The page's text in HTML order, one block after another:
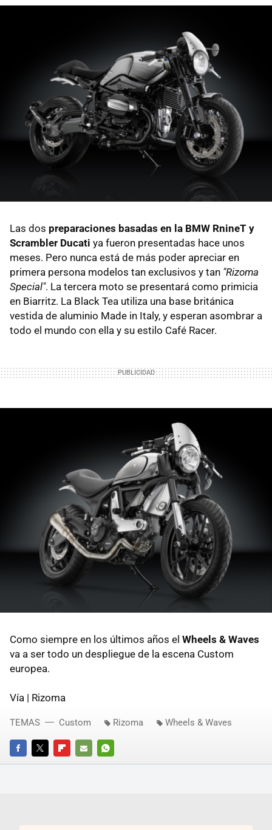
Las dos preparaciones basadas en la BMW RnineT y
Scrambler Ducati ya fueron presentadas hace unos
meses. Pero nunca está de más poder apreciar en
primera persona modelos tan exclusivos y tan "Rizoma
Special". La tercera moto se presentará como primicia
en Biarritz. La Black Tea utiliza una base británica
vestida de aluminio Made in Italy, y esperan asombrar a
todo el mundo con ella y su estilo Café Racer.
Como siempre en los últimos años el Wheels & Waves
va a ser todo un despliegue de la escena Custom
europea.
Vía | Rizoma
FACEBOOKTWITTERFLIPBOARD
E-
WHATSAPP
TEMAS Custom Rizoma Wheels & Waves